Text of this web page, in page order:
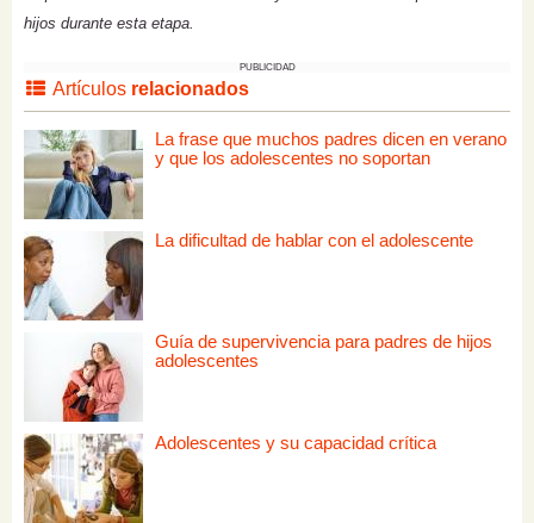
hijos durante esta etapa.
PUBLICIDAD
Artículos relacionados
La frase que muchos padres dicen en verano
y que los adolescentes no soportan
La dificultad de hablar con el adolescente
Guía de supervivencia para padres de hijos
adolescentes
Adolescentes y su capacidad crítica